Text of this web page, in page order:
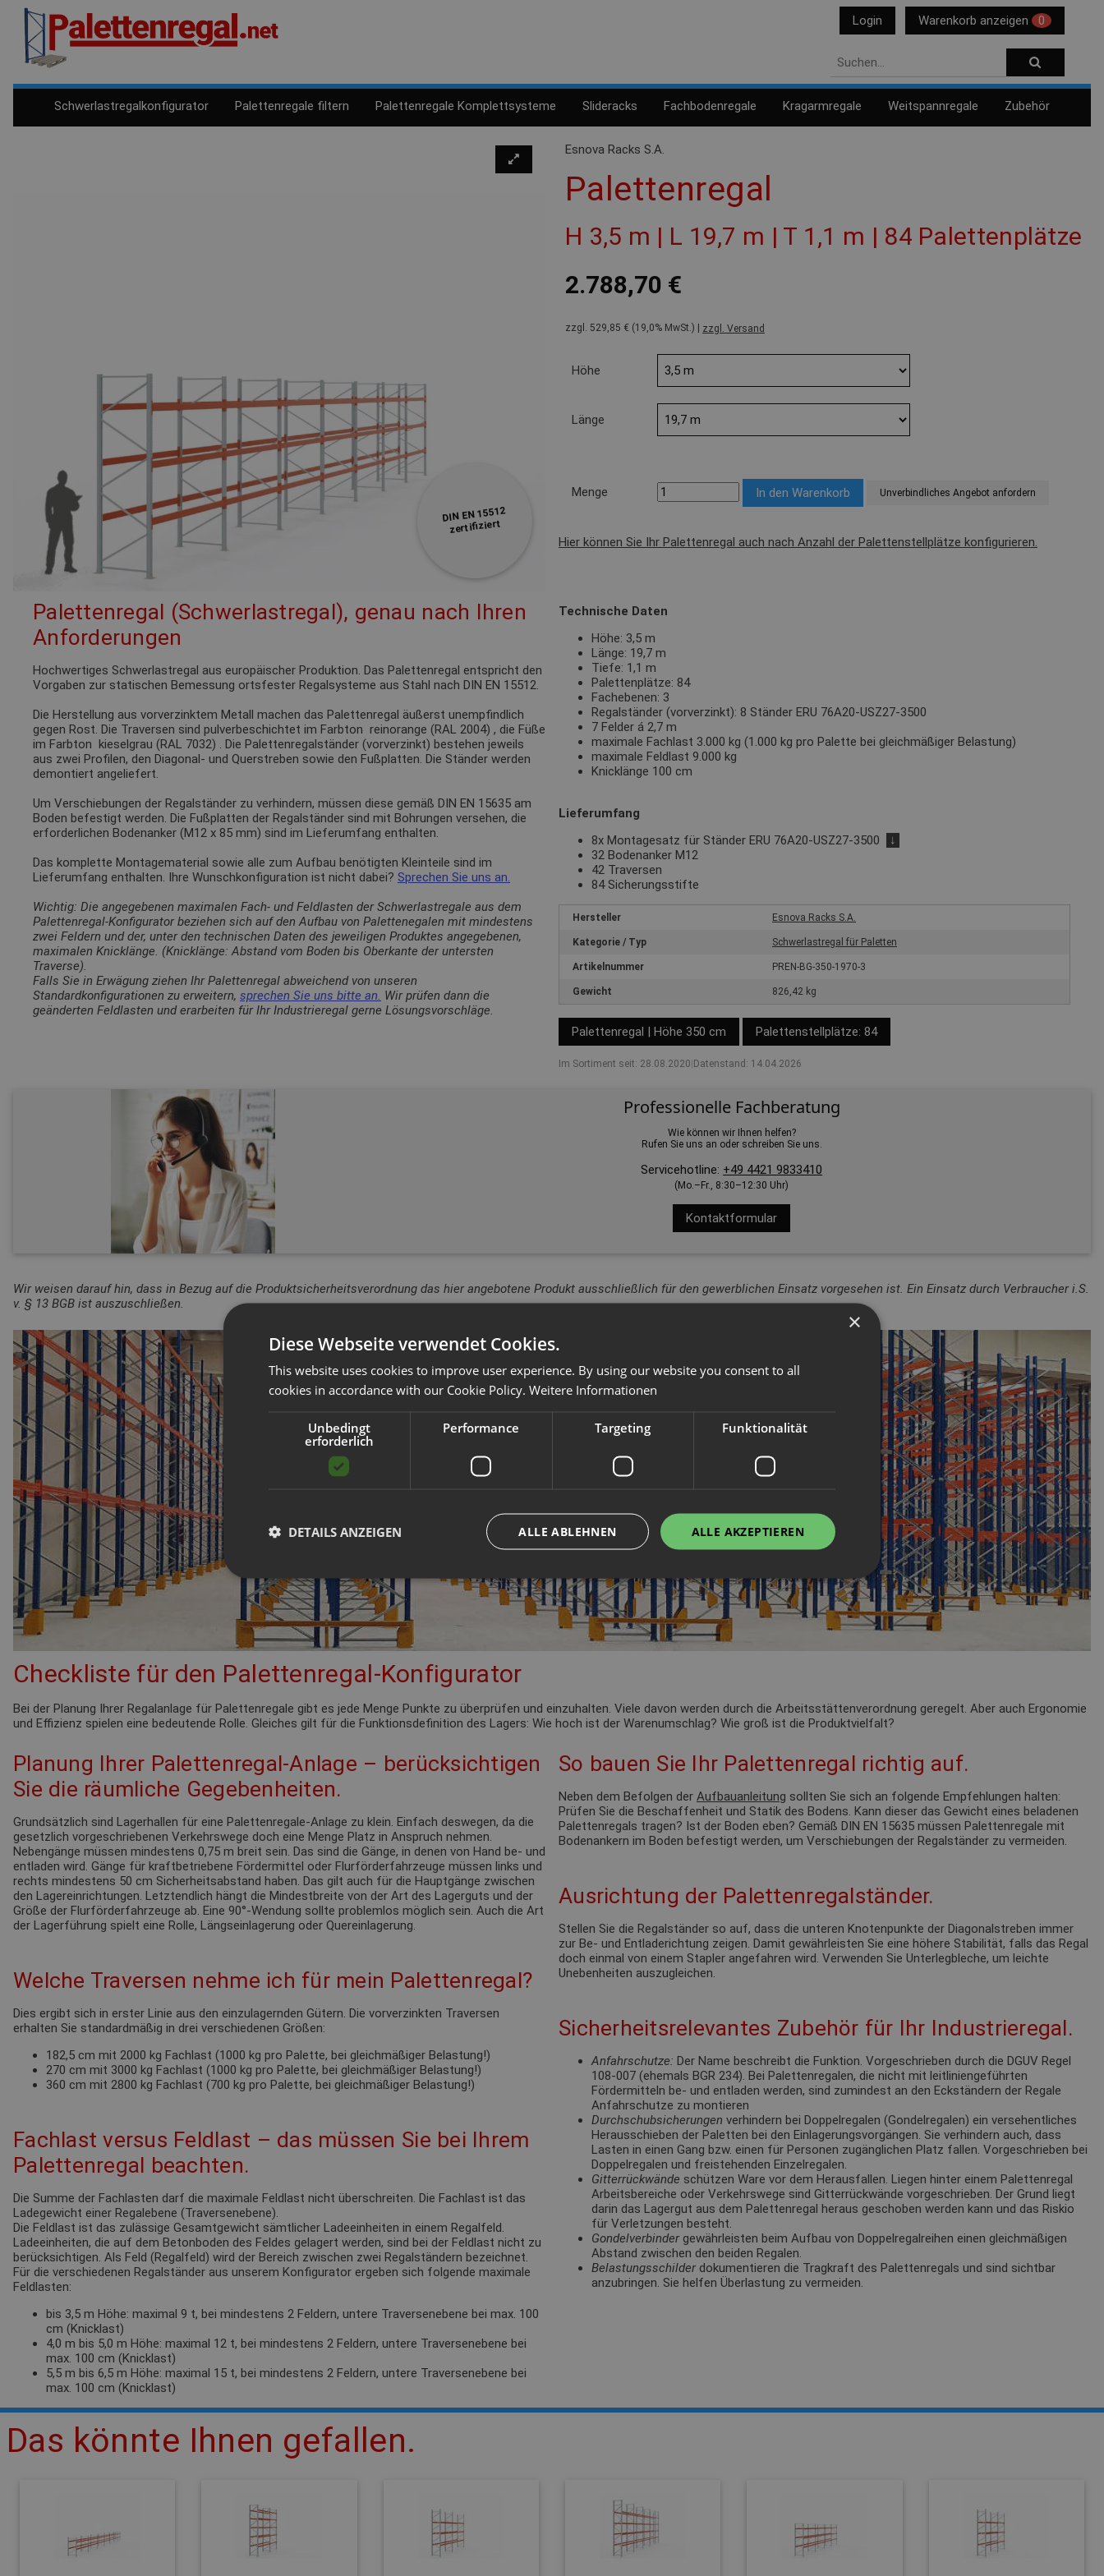
Login Warenkorb anzeigen 0
Schwerlastregalkonfigurator Palettenregale filtern Palettenregale Komplettsysteme Slideracks Fachbodenregale Kragarmregale Weitspannregale Zubehör
DIN EN 15512
zertifiziert
Esnova Racks S.A.
Palettenregal
H 3,5 m | L 19,7 m | T 1,1 m | 84 Palettenplätze
2.788,70 €
zzgl. 529,85 € (19,0% MwSt.) | zzgl. Versand
Höhe
Länge
Menge Unverbindliches Angebot anfordern
Hier können Sie Ihr Palettenregal auch nach Anzahl der Palettenstellplätze konfigurieren.
Palettenregal (Schwerlastregal), genau nach Ihren
Anforderungen
Hochwertiges Schwerlastregal aus europäischer Produktion. Das Palettenregal entspricht den
Vorgaben zur statischen Bemessung ortsfester Regalsysteme aus Stahl nach DIN EN 15512.
Die Herstellung aus vorverzinktem Metall machen das Palettenregal äußerst unempfindlich
gegen Rost. Die Traversen sind pulverbeschichtet im Farbton reinorange (RAL 2004) , die Füße
im Farbton kieselgrau (RAL 7032) . Die Palettenregalständer (vorverzinkt) bestehen jeweils
aus zwei Profilen, den Diagonal- und Querstreben sowie den Fußplatten. Die Ständer werden
demontiert angeliefert.
Um Verschiebungen der Regalständer zu verhindern, müssen diese gemäß DIN EN 15635 am
Boden befestigt werden. Die Fußplatten der Regalständer sind mit Bohrungen versehen, die
erforderlichen Bodenanker (M12 x 85 mm) sind im Lieferumfang enthalten.
Das komplette Montagematerial sowie alle zum Aufbau benötigten Kleinteile sind im
Lieferumfang enthalten. Ihre Wunschkonfiguration ist nicht dabei? Sprechen Sie uns an.
Wichtig: Die angegebenen maximalen Fach- und Feldlasten der Schwerlastregale aus dem
Palettenregal-Konfigurator beziehen sich auf den Aufbau von Palettenegalen mit mindestens
zwei Feldern und der, unter den technischen Daten des jeweiligen Produktes angegebenen,
maximalen Knicklänge. (Knicklänge: Abstand vom Boden bis Oberkante der untersten
Traverse).
Falls Sie in Erwägung ziehen Ihr Palettenregal abweichend von unseren
Standardkonfigurationen zu erweitern, sprechen Sie uns bitte an. Wir prüfen dann die
geänderten Feldlasten und erarbeiten für Ihr Industrieregal gerne Lösungsvorschläge.
Technische Daten
Höhe: 3,5 m
Länge: 19,7 m
Tiefe: 1,1 m
Palettenplätze: 84
Fachebenen: 3
Regalständer (vorverzinkt): 8 Ständer ERU 76A20-USZ27-3500
7 Felder á 2,7 m
maximale Fachlast 3.000 kg (1.000 kg pro Palette bei gleichmäßiger Belastung)
maximale Feldlast 9.000 kg
Knicklänge 100 cm
Lieferumfang
8x Montagesatz für Ständer ERU 76A20-USZ27-3500
↓
32 Bodenanker M12
42 Traversen
84 Sicherungsstifte
Hersteller Esnova Racks S.A.
Kategorie / Typ Schwerlastregal für Paletten
Artikelnummer PREN-BG-350-1970-3
Gewicht 826,42 kg
Palettenregal | Höhe 350 cm Palettenstellplätze: 84
Im Sortiment seit: 28.08.2020|Datenstand: 14.04.2026
Professionelle Fachberatung
Wie können wir Ihnen helfen?
Rufen Sie uns an oder schreiben Sie uns.
Servicehotline: +49 4421 9833410
(Mo.–Fr., 8:30–12:30 Uhr)
Kontaktformular
Wir weisen darauf hin, dass in Bezug auf die Produktsicherheitsverordnung das hier angebotene Produkt ausschließlich für den gewerblichen Einsatz vorgesehen ist. Ein Einsatz durch Verbraucher i.S.
v. § 13 BGB ist auszuschließen.
Checkliste für den Palettenregal-Konfigurator
Bei der Planung Ihrer Regalanlage für Palettenregale gibt es jede Menge Punkte zu überprüfen und einzuhalten. Viele davon werden durch die Arbeitsstättenverordnung geregelt. Aber auch Ergonomie
und Effizienz spielen eine bedeutende Rolle. Gleiches gilt für die Funktionsdefinition des Lagers: Wie hoch ist der Warenumschlag? Wie groß ist die Produktvielfalt?
Planung Ihrer Palettenregal-Anlage – berücksichtigen
Sie die räumliche Gegebenheiten.
Grundsätzlich sind Lagerhallen für eine Palettenregale-Anlage zu klein. Einfach deswegen, da die
gesetzlich vorgeschriebenen Verkehrswege doch eine Menge Platz in Anspruch nehmen.
Nebengänge müssen mindestens 0,75 m breit sein. Das sind die Gänge, in denen von Hand be- und
entladen wird. Gänge für kraftbetriebene Fördermittel oder Flurförderfahrzeuge müssen links und
rechts mindestens 50 cm Sicherheitsabstand haben. Das gilt auch für die Hauptgänge zwischen
den Lagereinrichtungen. Letztendlich hängt die Mindestbreite von der Art des Lagerguts und der
Größe der Flurförderfahrzeuge ab. Eine 90°-Wendung sollte problemlos möglich sein. Auch die Art
der Lagerführung spielt eine Rolle, Längseinlagerung oder Quereinlagerung.
Welche Traversen nehme ich für mein Palettenregal?
Dies ergibt sich in erster Linie aus den einzulagernden Gütern. Die vorverzinkten Traversen
erhalten Sie standardmäßig in drei verschiedenen Größen:
182,5 cm mit 2000 kg Fachlast (1000 kg pro Palette, bei gleichmäßiger Belastung!)
270 cm mit 3000 kg Fachlast (1000 kg pro Palette, bei gleichmäßiger Belastung!)
360 cm mit 2800 kg Fachlast (700 kg pro Palette, bei gleichmäßiger Belastung!)
Fachlast versus Feldlast – das müssen Sie bei Ihrem
Palettenregal beachten.
Die Summe der Fachlasten darf die maximale Feldlast nicht überschreiten. Die Fachlast ist das
Ladegewicht einer Regalebene (Traversenebene).
Die Feldlast ist das zulässige Gesamtgewicht sämtlicher Ladeeinheiten in einem Regalfeld.
Ladeeinheiten, die auf dem Betonboden des Feldes gelagert werden, sind bei der Feldlast nicht zu
berücksichtigen. Als Feld (Regalfeld) wird der Bereich zwischen zwei Regalständern bezeichnet.
Für die verschiedenen Regalständer aus unserem Konfigurator ergeben sich folgende maximale
Feldlasten:
bis 3,5 m Höhe: maximal 9 t, bei mindestens 2 Feldern, untere Traversenebene bei max. 100
cm (Knicklast)
4,0 m bis 5,0 m Höhe: maximal 12 t, bei mindestens 2 Feldern, untere Traversenebene bei
max. 100 cm (Knicklast)
5,5 m bis 6,5 m Höhe: maximal 15 t, bei mindestens 2 Feldern, untere Traversenebene bei
max. 100 cm (Knicklast)
So bauen Sie Ihr Palettenregal richtig auf.
Neben dem Befolgen der Aufbauanleitung sollten Sie sich an folgende Empfehlungen halten:
Prüfen Sie die Beschaffenheit und Statik des Bodens. Kann dieser das Gewicht eines beladenen
Palettenregals tragen? Ist der Boden eben? Gemäß DIN EN 15635 müssen Palettenregale mit
Bodenankern im Boden befestigt werden, um Verschiebungen der Regalständer zu vermeiden.
Ausrichtung der Palettenregalständer.
Stellen Sie die Regalständer so auf, dass die unteren Knotenpunkte der Diagonalstreben immer
zur Be- und Entladerichtung zeigen. Damit gewährleisten Sie eine höhere Stabilität, falls das Regal
doch einmal von einem Stapler angefahren wird. Verwenden Sie Unterlegbleche, um leichte
Unebenheiten auszugleichen.
Sicherheitsrelevantes Zubehör für Ihr Industrieregal.
Anfahrschutze: Der Name beschreibt die Funktion. Vorgeschrieben durch die DGUV Regel
108-007 (ehemals BGR 234). Bei Palettenregalen, die nicht mit leitliniengeführten
Fördermitteln be- und entladen werden, sind zumindest an den Eckständern der Regale
Anfahrschutze zu montieren
Durchschubsicherungen verhindern bei Doppelregalen (Gondelregalen) ein versehentliches
Herausschieben der Paletten bei den Einlagerungsvorgängen. Sie verhindern auch, dass
Lasten in einen Gang bzw. einen für Personen zugänglichen Platz fallen. Vorgeschrieben bei
Doppelregalen und freistehenden Einzelregalen.
Gitterrückwände schützen Ware vor dem Herausfallen. Liegen hinter einem Palettenregal
Arbeitsbereiche oder Verkehrswege sind Gitterrückwände vorgeschrieben. Der Grund liegt
darin das Lagergut aus dem Palettenregal heraus geschoben werden kann und das Riskio
für Verletzungen besteht.
Gondelverbindergewährleisten beim Aufbau von Doppelregalreihen einen gleichmäßigen
Abstand zwischen den beiden Regalen.
Belastungsschilderdokumentieren die Tragkraft des Palettenregals und sind sichtbar
anzubringen. Sie helfen Überlastung zu vermeiden.
Das könnte Ihnen gefallen.
×
Diese Webseite verwendet Cookies.
This website uses cookies to improve user experience. By using our website you consent to all
cookies in accordance with our Cookie Policy. Weitere Informationen
Unbedingt
erforderlich
Performance Targeting Funktionalität
ALLE AKZEPTIEREN
ALLE ABLEHNEN
DETAILS ANZEIGEN